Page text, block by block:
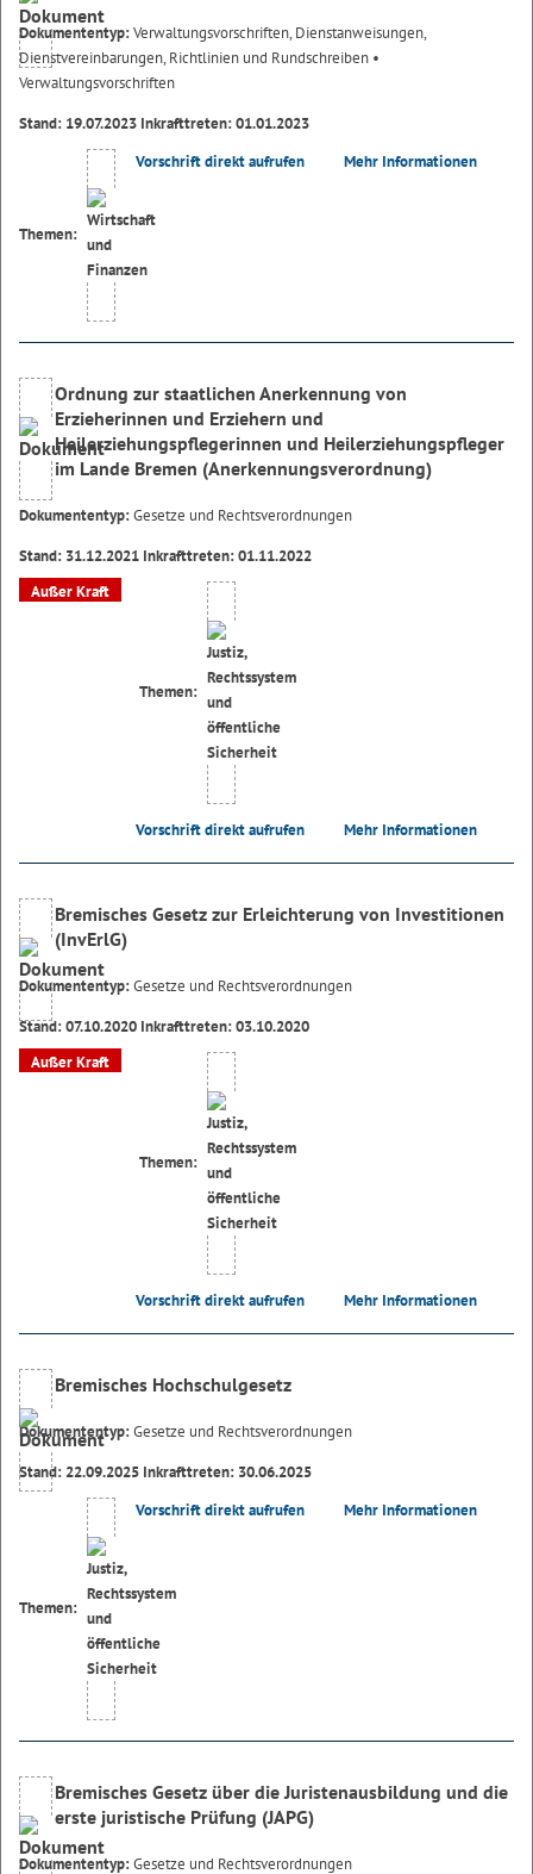
Dokumententyp:Verwaltungsvorschriften, Dienstanweisungen,
Dienstvereinbarungen, Richtlinien und Rundschreiben •
Verwaltungsvorschriften
Stand: 19.07.2023 Inkrafttreten: 01.01.2023
Themen:
Vorschrift direkt aufrufen Mehr Informationen
Ordnung zur staatlichen Anerkennung von
Erzieherinnen und Erziehern und
Heilerziehungspflegerinnen und Heilerziehungspfleger
im Lande Bremen (Anerkennungsverordnung)
Dokumententyp:Gesetze und Rechtsverordnungen
Stand: 31.12.2021 Inkrafttreten: 01.11.2022
Außer Kraft
Themen:
Vorschrift direkt aufrufen Mehr Informationen
Bremisches Gesetz zur Erleichterung von Investitionen
(InvErlG)
Dokumententyp:Gesetze und Rechtsverordnungen
Stand: 07.10.2020 Inkrafttreten: 03.10.2020
Außer Kraft
Themen:
Vorschrift direkt aufrufen Mehr Informationen
Bremisches Hochschulgesetz
Dokumententyp:Gesetze und Rechtsverordnungen
Stand: 22.09.2025 Inkrafttreten: 30.06.2025
Themen:
Vorschrift direkt aufrufen Mehr Informationen
Bremisches Gesetz über die Juristenausbildung und die
erste juristische Prüfung (JAPG)
Dokumententyp:Gesetze und Rechtsverordnungen